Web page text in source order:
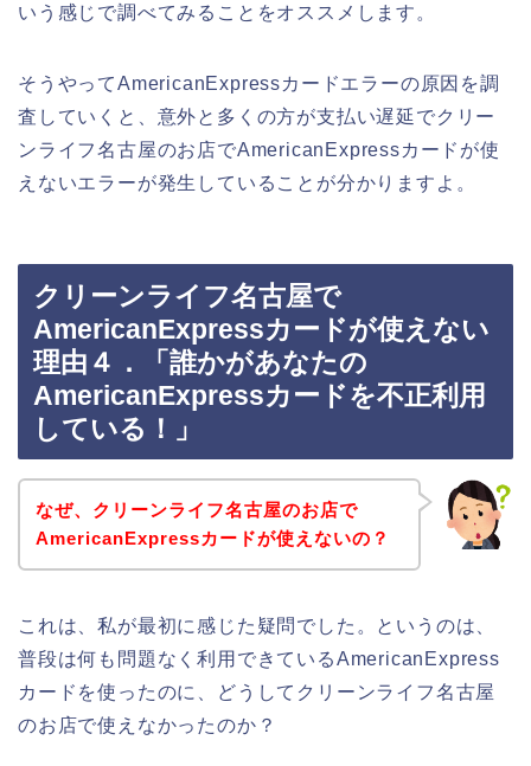
いう感じで調べてみることをオススメします。
そうやってAmericanExpressカードエラーの原因を調
査していくと、意外と多くの方が支払い遅延でクリー
ンライフ名古屋のお店でAmericanExpressカードが使
えないエラーが発生していることが分かりますよ。
クリーンライフ名古屋で
AmericanExpressカードが使えない
理由４．「誰かがあなたの
AmericanExpressカードを不正利用
している！」
なぜ、クリーンライフ名古屋のお店で
AmericanExpressカードが使えないの？
これは、私が最初に感じた疑問でした。というのは、
普段は何も問題なく利用できているAmericanExpress
カードを使ったのに、どうしてクリーンライフ名古屋
のお店で使えなかったのか？